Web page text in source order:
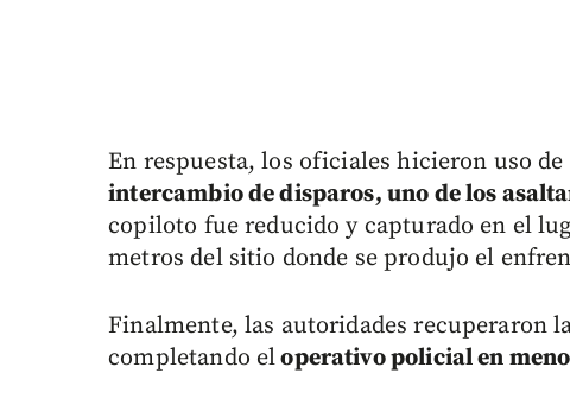
En respuesta, los oficiales hicieron uso
intercambio de disparos, uno de los
copiloto fue reducido y capturado en el
metros del sitio donde se produjo el
Finalmente, las autoridades recuperaron
completando eloperativo policial en